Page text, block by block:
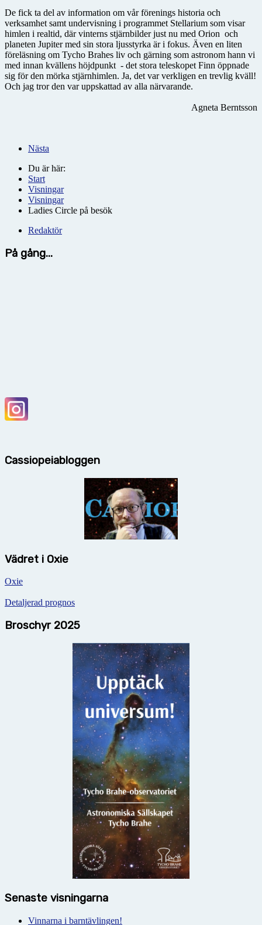
De fick ta del av information om vår förenings historia och
verksamhet samt undervisning i programmet Stellarium som visar
himlen i realtid, där vinterns stjärnbilder just nu med Orion och
planeten Jupiter med sin stora ljusstyrka är i fokus. Även en liten
föreläsning om Tycho Brahes liv och gärning som astronom hann vi
med innan kvällens höjdpunkt - det stora teleskopet Finn öppnade
sig för den mörka stjärnhimlen. Ja, det var verkligen en trevlig kväll!
Och jag tror den var uppskattad av alla närvarande.
Agneta Berntsson
Nästa
Du är här:
Start
Visningar
Visningar
Ladies Circle på besök
Redaktör
På gång...
Cassiopeiabloggen
Vädret i Oxie
Oxie
Detaljerad prognos
Broschyr 2025
Senaste visningarna
Vinnarna i barntävlingen!